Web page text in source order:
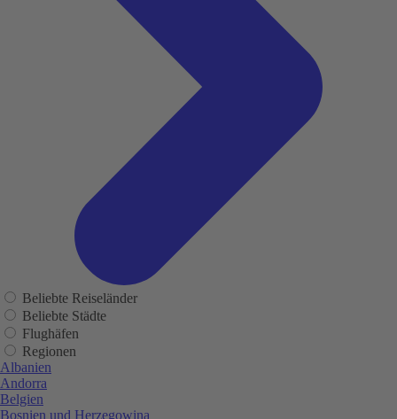
Beliebte Reiseländer
Beliebte Städte
Flughäfen
Regionen
Albanien
Andorra
Belgien
Bosnien und Herzegowina